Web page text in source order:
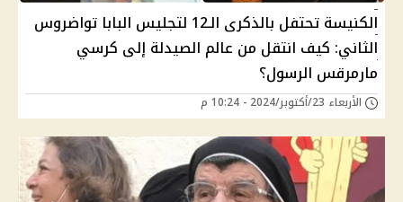
الكنيسة تحتفل بالذكرى الـ12 لتجليس البابا تواضروس
الثاني: كيف انتقل من عالم الصيدلة إلى كرسي
مارمرقس الرسول؟
الأربعاء 23/أكتوبر/2024 - 10:24 م